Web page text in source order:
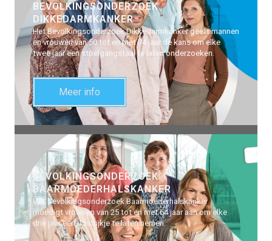
BEVOLKINGSONDERZOEK
DIKKEDARMKANKER
Het Bevolkingsonderzoek Dikkedarmkanker geeft mannen
en vrouwen van 50 tot en met 74 jaar de kans om elke
twee jaar een stoelgangstaal te laten onderzoeken.
Meer info
BEVOLKINGSONDERZOEK
BAARMOEDERHALSKANKER
Het Bevolkingsonderzoek Baarmoederhalskanker
moedigt vrouwen van 25 tot en met 64 jaar aan om elke
drie jaar een uitstrijkje te laten nemen.